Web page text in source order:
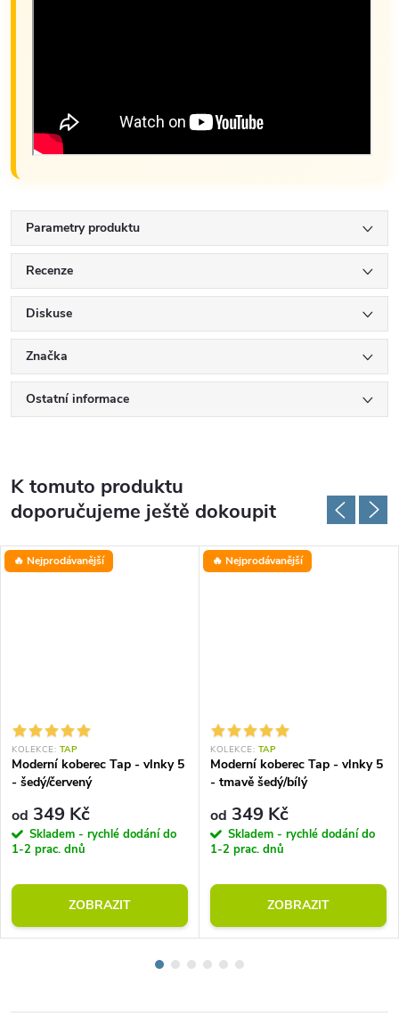
Parametry produktu
Recenze
Diskuse
Značka
Ostatní informace
K tomuto produktu
doporučujeme ještě dokoupit
🔥 Nejprodávanější
KOLEKCE: TAP
Moderní koberec Tap - vlnky 5
- šedý/červený
od 349 Kč
Skladem - rychlé dodání do
1-2 prac. dnů
ZOBRAZIT
🔥 Nejprodávanější
KOLEKCE: TAP
Moderní koberec Tap - vlnky 5
- tmavě šedý/bílý
od 349 Kč
Skladem - rychlé dodání do
1-2 prac. dnů
ZOBRAZIT